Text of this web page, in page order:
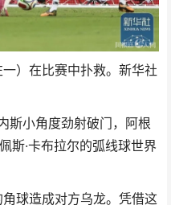
）在比赛中扑救。新华社
斯小角度劲射破门，阿根
斯·卡布拉尔的弧线球世界
球造成对方乌龙。凭借这